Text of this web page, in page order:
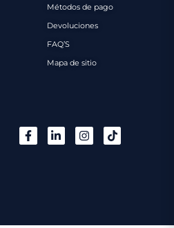
Métodos de pago
Devoluciones
FAQ’S
Mapa de sitio